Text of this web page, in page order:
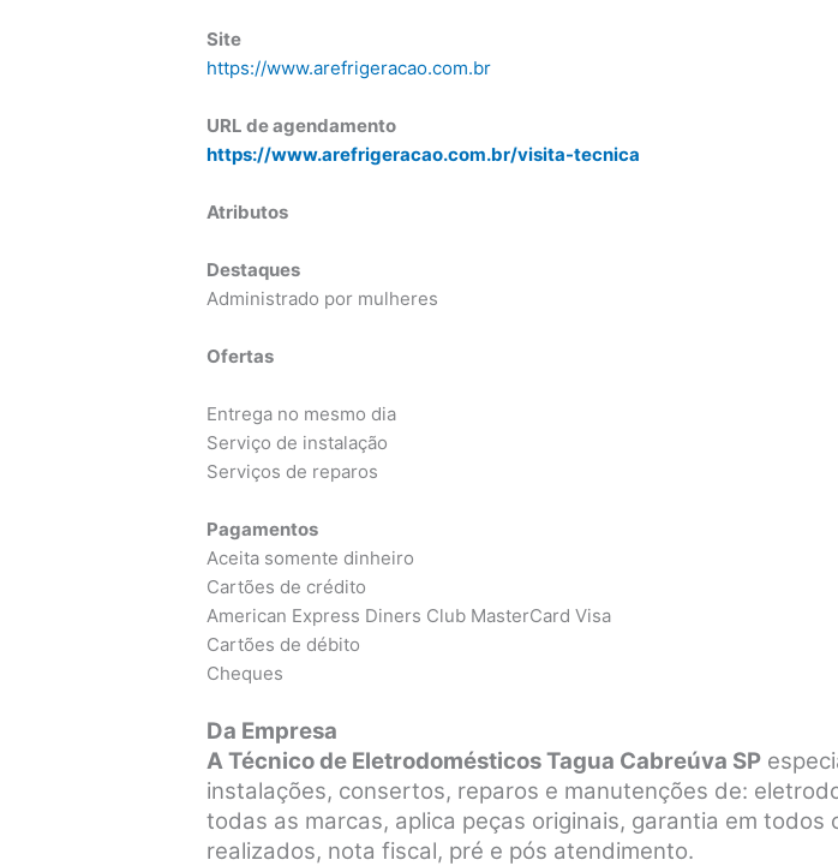
Site
https://www.arefrigeracao.com.br
URL de agendamento
https://www.arefrigeracao.com.br/visita-tecnica
Atributos
Destaques
Administrado por mulheres
Ofertas
Entrega no mesmo dia
Serviço de instalação
Serviços de reparos
Pagamentos
Aceita somente dinheiro
Cartões de crédito
American Express Diners Club MasterCard Visa
Cartões de débito
Cheques
Da Empresa
A Técnico de Eletrodomésticos Tagua Cabreúva SP
instalações, consertos, reparos e manutenções de:
todas as marcas, aplica peças originais, garantia em todos
realizados, nota fiscal, pré e pós atendimento.